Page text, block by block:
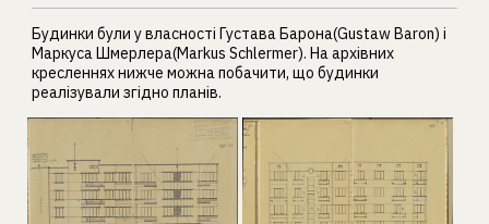
Будинки були у власності Густава Барона(Gustaw Baron) і
Маркуса Шмерлера(Markus Schlermer). На архівних
кресленнях нижче можна побачити, що будинки
реалізували згідно планів.